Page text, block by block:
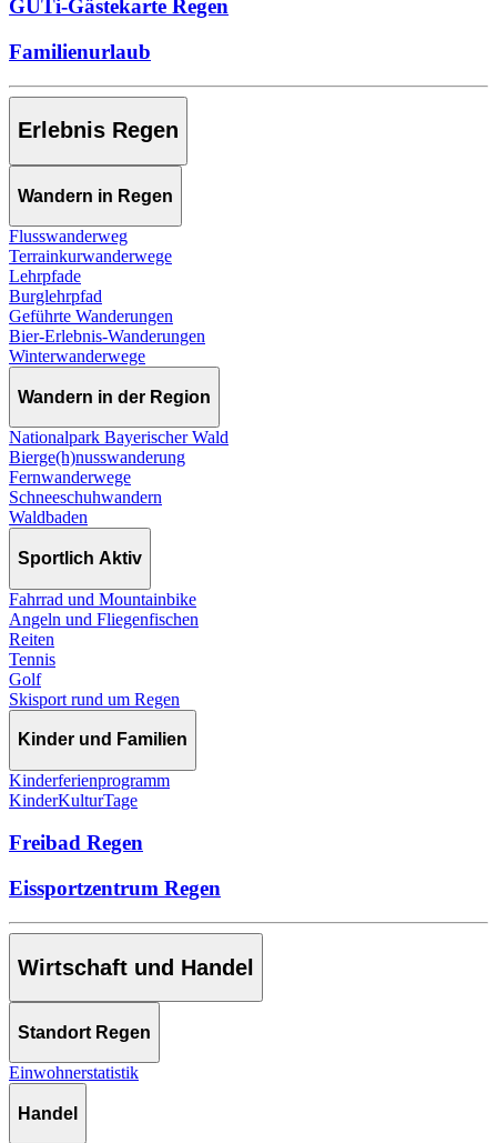
GUTi-Gästekarte Regen
Familienurlaub
Erlebnis Regen
Wandern in Regen
Flusswanderweg
Terrainkurwanderwege
Lehrpfade
Burglehrpfad
Geführte Wanderungen
Bier-Erlebnis-Wanderungen
Winterwanderwege
Wandern in der Region
Nationalpark Bayerischer Wald
Bierge(h)nusswanderung
Fernwanderwege
Schneeschuhwandern
Waldbaden
Sportlich Aktiv
Fahrrad und Mountainbike
Angeln und Fliegenfischen
Reiten
Tennis
Golf
Skisport rund um Regen
Kinder und Familien
Kinderferienprogramm
KinderKulturTage
Freibad Regen
Eissportzentrum Regen
Wirtschaft und Handel
Standort Regen
Einwohnerstatistik
Handel